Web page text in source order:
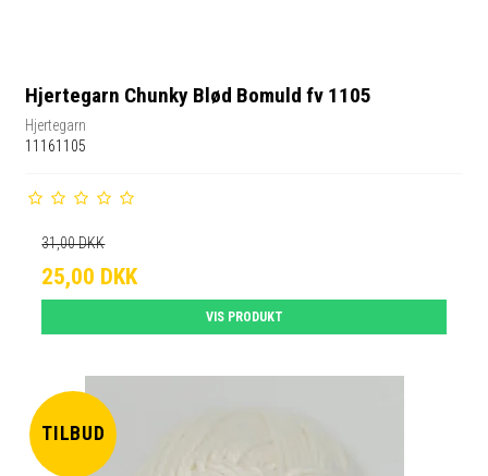
Hjertegarn Chunky Blød Bomuld fv 1105
Hjertegarn
11161105
31,00 DKK
25,00 DKK
VIS PRODUKT
TILBUD